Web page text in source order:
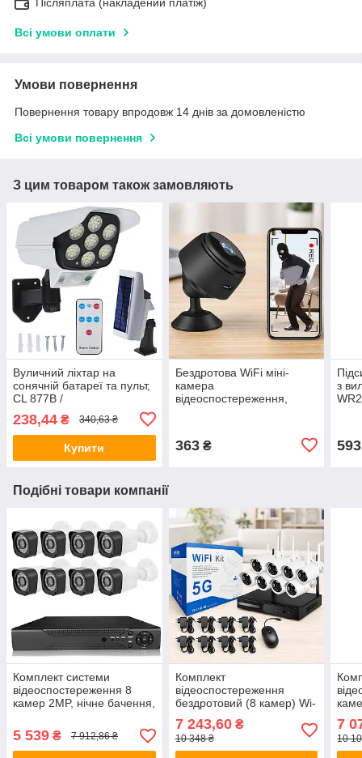
Післяплата (накладений платіж)
Всі умови оплати
Умови повернення
Повернення товару впродовж 14 днів за домовленістю
Всі умови повернення
З цим товаром також замовляють
Вуличний ліхтар на
сонячній батареї та пульт,
CL 877B /
світильник з датчиком руху
238,44 ₴ 340,63 ₴
Купити
Бездротова WiFi міні-
камера
відеоспостереження,
363₴
з
593
Подібні товари компанії
Комплект системи
відеоспостереження 8
камер 2MP, нічне бачення,
для відеоспостереження
5 539 ₴ 7 912,86 ₴
Комплект
відеоспостереження
бездротовий (8 камер) Wi-
Fi, 2.0 Мп, 5G, Білий /
Вуличні IP-камери /
Система
відеоспостереження
7 243,60₴
10 348 ₴
Мп,
7
10